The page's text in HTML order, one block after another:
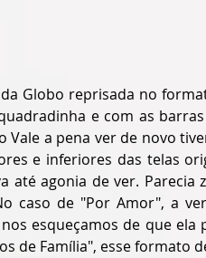
Globo reprisada no
e com as
Vale a pena ver de novo
e inferiores das telas
até agonia de ver.
caso de "Por Amor", a
esqueçamos de que
de Família", esse formato